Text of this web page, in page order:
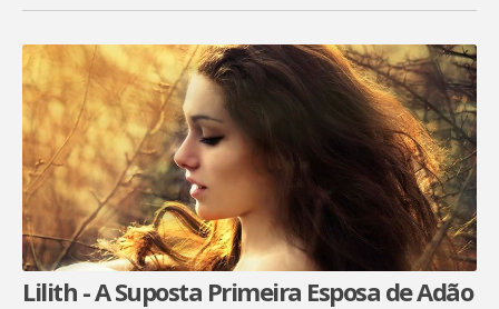
Lilith - A Suposta Primeira Esposa de Adão